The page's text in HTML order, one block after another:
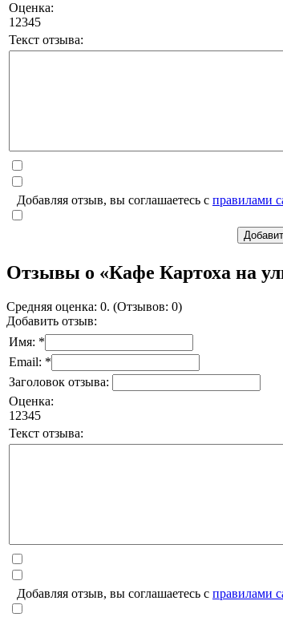
Оценка:
1 2345
Текст отзыва:
Добавляя отзыв, вы соглашаетесь с правилами
Отзывы о «Кафе Картоха на
Средняя оценка: 0. (Отзывов: 0)
Добавить отзыв:
Имя: *
Email: *
Заголовок отзыва:
Оценка:
1 2345
Текст отзыва:
Добавляя отзыв, вы соглашаетесь с правилами